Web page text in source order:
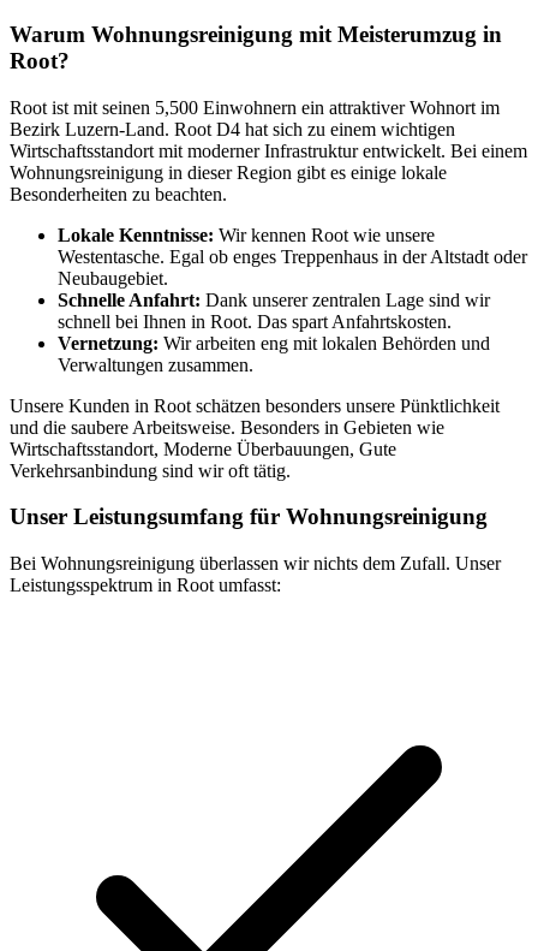
Warum Wohnungsreinigung mit Meisterumzug in
Root?
Root ist mit seinen 5,500 Einwohnern ein attraktiver Wohnort im
Bezirk Luzern-Land. Root D4 hat sich zu einem wichtigen
Wirtschaftsstandort mit moderner Infrastruktur entwickelt. Bei einem
Wohnungsreinigung in dieser Region gibt es einige lokale
Besonderheiten zu beachten.
Lokale Kenntnisse: Wir kennen Root wie unsere
Westentasche. Egal ob enges Treppenhaus in der Altstadt oder
Neubaugebiet.
Schnelle Anfahrt: Dank unserer zentralen Lage sind wir
schnell bei Ihnen in Root. Das spart Anfahrtskosten.
Vernetzung: Wir arbeiten eng mit lokalen Behörden und
Verwaltungen zusammen.
Unsere Kunden in Root schätzen besonders unsere Pünktlichkeit
und die saubere Arbeitsweise. Besonders in Gebieten wie
Wirtschaftsstandort, Moderne Überbauungen, Gute
Verkehrsanbindung sind wir oft tätig.
Unser Leistungsumfang für Wohnungsreinigung
Bei Wohnungsreinigung überlassen wir nichts dem Zufall. Unser
Leistungsspektrum in Root umfasst: